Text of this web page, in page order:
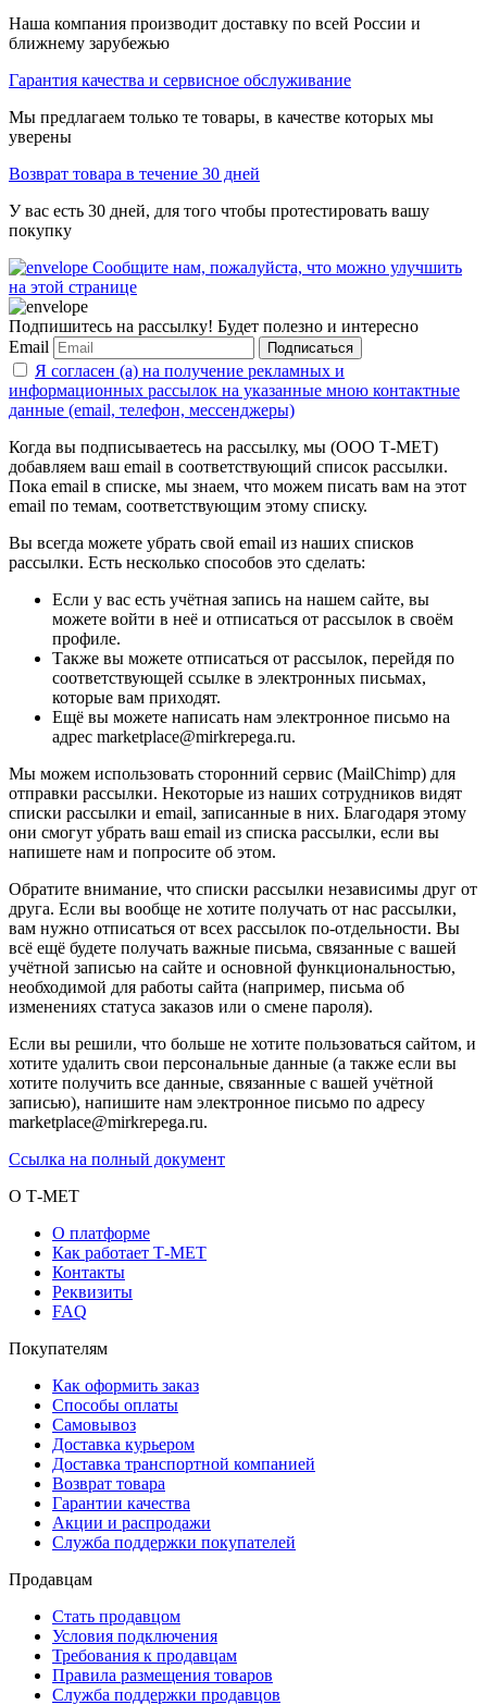
Наша компания производит доставку по всей России и
ближнему зарубежью
Гарантия качества и сервисное обслуживание
Мы предлагаем только те товары, в качестве которых мы
уверены
Возврат товара в течение 30 дней
У вас есть 30 дней, для того чтобы протестировать вашу
покупку
Сообщите нам, пожалуйста, что можно улучшить
на этой странице
Подпишитесь на рассылку! Будет полезно и интересно
Email
Подписаться
Я согласен (а) на получение рекламных и
информационных рассылок на указанные мною контактные
данные (email, телефон, мессенджеры)
Когда вы подписываетесь на рассылку, мы (ООО Т-МЕТ)
добавляем ваш email в соответствующий список рассылки.
Пока email в списке, мы знаем, что можем писать вам на этот
email по темам, соответствующим этому списку.
Вы всегда можете убрать свой email из наших списков
рассылки. Есть несколько способов это сделать:
Если у вас есть учётная запись на нашем сайте, вы
можете войти в неё и отписаться от рассылок в своём
профиле.
Также вы можете отписаться от рассылок, перейдя по
соответствующей ссылке в электронных письмах,
которые вам приходят.
Ещё вы можете написать нам электронное письмо на
адрес marketplace@mirkrepega.ru.
Мы можем использовать сторонний сервис (MailChimp) для
отправки рассылки. Некоторые из наших сотрудников видят
списки рассылки и email, записанные в них. Благодаря этому
они смогут убрать ваш email из списка рассылки, если вы
напишете нам и попросите об этом.
Обратите внимание, что списки рассылки независимы друг от
друга. Если вы вообще не хотите получать от нас рассылки,
вам нужно отписаться от всех рассылок по-отдельности. Вы
всё ещё будете получать важные письма, связанные с вашей
учётной записью на сайте и основной функциональностью,
необходимой для работы сайта (например, письма об
изменениях статуса заказов или о смене пароля).
Если вы решили, что больше не хотите пользоваться сайтом, и
хотите удалить свои персональные данные (а также если вы
хотите получить все данные, связанные с вашей учётной
записью), напишите нам электронное письмо по адресу
marketplace@mirkrepega.ru.
Ссылка на полный документ
О Т-МЕТ
О платформе
Как работает Т-МЕТ
Контакты
Реквизиты
FAQ
Покупателям
Как оформить заказ
Способы оплаты
Самовывоз
Доставка курьером
Доставка транспортной компанией
Возврат товара
Гарантии качества
Акции и распродажи
Служба поддержки покупателей
Продавцам
Стать продавцом
Условия подключения
Требования к продавцам
Правила размещения товаров
Служба поддержки продавцов